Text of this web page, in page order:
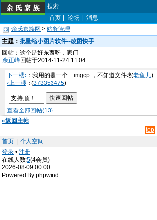
搜索
首页
论坛
消息
余氏家族网 > 站务管理
主题： 批量缩小图片软件--改图快手
回帖：这个是好东西呀，家门
余正峰回帖于2014-11-24 11:04
下一楼› ：我用的是一个 imgcp ，不知道文件名(老鱼儿)
‹上一楼 ：(373353475)
查看全部回帖(13)
«返回主帖
top
首页
个人空间
登录 • 注册
在线人数:5(4会员)
2026-08-09 00:00
Powered By phpwind